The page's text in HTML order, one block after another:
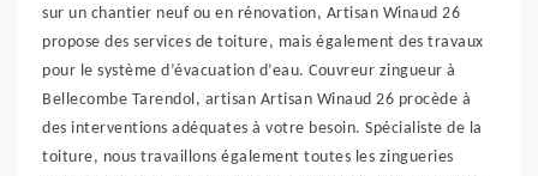
sur un chantier neuf ou en rénovation, Artisan Winaud 26
propose des services de toiture, mais également des travaux
pour le système d’évacuation d’eau. Couvreur zingueur à
Bellecombe Tarendol, artisan Artisan Winaud 26 procède à
des interventions adéquates à votre besoin. Spécialiste de la
toiture, nous travaillons également toutes les zingueries